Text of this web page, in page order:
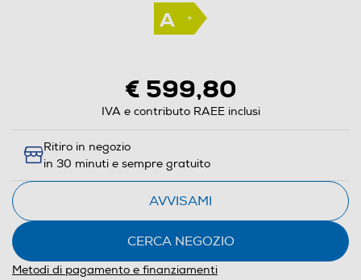
€ 599,80
IVA e contributo RAEE inclusi
Ritiro in negozio
in 30 minuti e sempre gratuito
AVVISAMI
CERCA NEGOZIO
Metodi di pagamento e finanziamenti